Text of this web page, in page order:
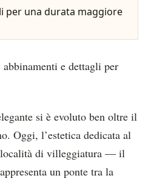
per una durata maggiore
e dettagli per
si è evoluto ben oltre il
Oggi, l’estetica dedicata al
di villeggiatura — il
un ponte tra la